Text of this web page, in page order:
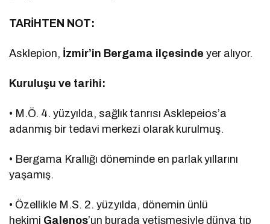
TARİHTEN NOT:
Asklepion, İzmir’in Bergama ilçesindeyer alıyor.
Kuruluşu ve tarihi:
• M.Ö. 4. yüzyılda, sağlık tanrısı Asklepeios’a
adanmış bir tedavi merkezi olarak kurulmuş.
• Bergama Krallığı döneminde en parlak yıllarını
yaşamış.
• Özellikle M.S. 2. yüzyılda, dönemin ünlü
hekimi Galenos’un burada yetişmesiyle dünya tıp